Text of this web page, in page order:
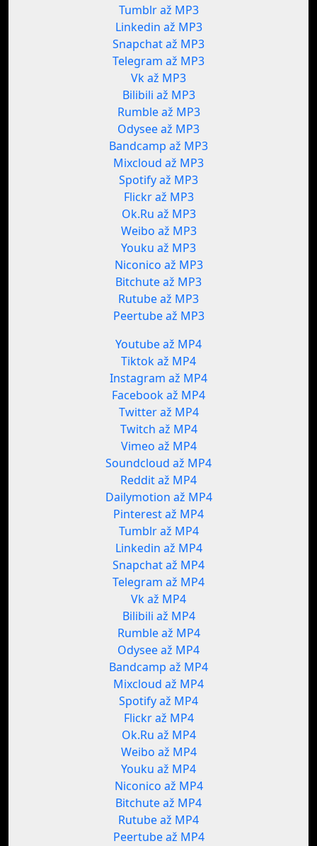
Tumblr až MP3
Linkedin až MP3
Snapchat až MP3
Telegram až MP3
Vk až MP3
Bilibili až MP3
Rumble až MP3
Odysee až MP3
Bandcamp až MP3
Mixcloud až MP3
Spotify až MP3
Flickr až MP3
Ok.Ru až MP3
Weibo až MP3
Youku až MP3
Niconico až MP3
Bitchute až MP3
Rutube až MP3
Peertube až MP3
Youtube až MP4
Tiktok až MP4
Instagram až MP4
Facebook až MP4
Twitter až MP4
Twitch až MP4
Vimeo až MP4
Soundcloud až MP4
Reddit až MP4
Dailymotion až MP4
Pinterest až MP4
Tumblr až MP4
Linkedin až MP4
Snapchat až MP4
Telegram až MP4
Vk až MP4
Bilibili až MP4
Rumble až MP4
Odysee až MP4
Bandcamp až MP4
Mixcloud až MP4
Spotify až MP4
Flickr až MP4
Ok.Ru až MP4
Weibo až MP4
Youku až MP4
Niconico až MP4
Bitchute až MP4
Rutube až MP4
Peertube až MP4